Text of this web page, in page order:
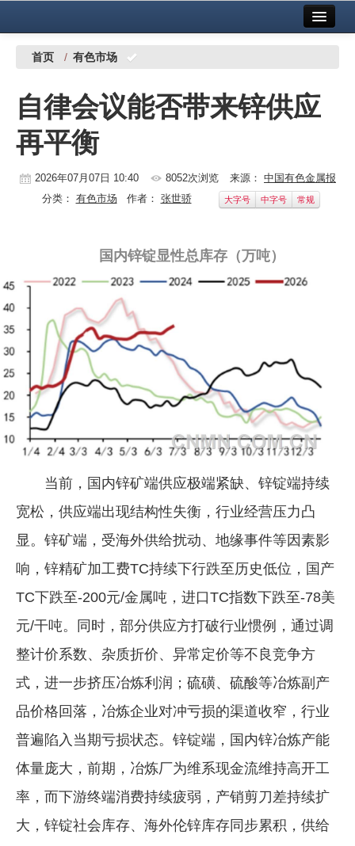
中国有色金属报社主办 广告服务
铜镍铅锌
铝
稀有稀土
地矿 建设
党建工作
企业文化
《资源再生》杂志
行情报价
数字报
首页 / 有色市场
自律会议能否带来锌供应
再平衡
2026年07月07日 10:40 8052次浏览 来源： 中国有色金属报
分类： 有色市场 作者： 张世骄 大字号 中字号 常规
国内锌锭显性总库存（万吨）
当前，国内锌矿端供应极端紧缺、锌锭端持续
宽松，供应端出现结构性失衡，行业经营压力凸
显。锌矿端，受海外供给扰动、地缘事件等因素影
响，锌精矿加工费TC持续下行跌至历史低位，国产
TC下跌至-200元/金属吨，进口TC指数下跌至-78美
元/干吨。同时，部分供应方打破行业惯例，通过调
整计价系数、杂质折价、异常定价等不良竞争方
式，进一步挤压冶炼利润；硫磺、硫酸等冶炼副产
品价格回落，冶炼企业对冲亏损的渠道收窄，行业
普遍陷入当期亏损状态。锌锭端，国内锌冶炼产能
体量庞大，前期，冶炼厂为维系现金流维持高开工
率，而下游终端消费持续疲弱，产销剪刀差持续扩
大，锌锭社会库存、海外伦锌库存同步累积，供给